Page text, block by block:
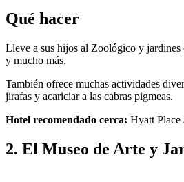
Qué hacer
Lleve a sus hijos al Zoológico y jardines
y mucho más.
También ofrece muchas actividades
jirafas y acariciar a las cabras pigmeas.
Hotel recomendado cerca: Hyatt
2. El Museo de Arte y